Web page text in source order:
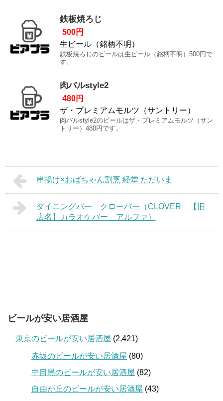
鉄板焼ろじ
500円
生ビール（銘柄不明）
鉄板焼ろじのビールは生ビール（銘柄不明）500円で
す。
肉バルstyle2
480円
ザ・プレミアムモルツ（サントリー）
肉バルstyle2のビールはザ・プレミアムモルツ（サン
トリー）480円です。
串揚げ×おばちゃん割烹 経堂 ただいま
ダイニングバー クローバー（CLOVER 【旧
店名】カラオケバー アルファ）
ビールが安い居酒屋
東京のビールが安い居酒屋 (2,421)
赤坂のビールが安い居酒屋 (80)
中目黒のビールが安い居酒屋 (82)
自由が丘のビールが安い居酒屋 (43)